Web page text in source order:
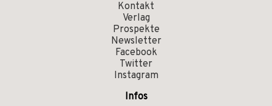
Kontakt
Verlag
Prospekte
Newsletter
Facebook
Twitter
Instagram
Infos